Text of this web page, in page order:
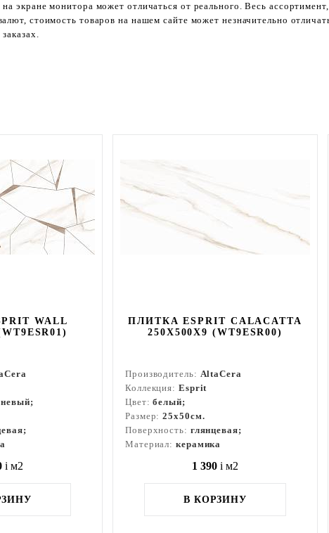
экране монитора может отличаться от реального. Весь
стоимость товаров на нашем сайте может незначительно
WALL
i м2
ПЛИТКА ESPRIT CALACATTA
250X500X9 (WT9ESR00)
Производитель: AltaCera
Коллекция: Esprit
Цвет:белый;
Размер:25x50см.
Поверхность: глянцевая;
Материал: керамика
1 390 i м2
В КОРЗИНУ